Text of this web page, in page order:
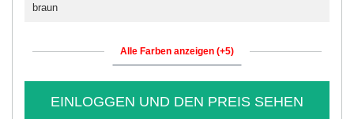
braun
Alle Farben anzeigen (+5)
EINLOGGEN UND DEN PREIS SEHEN